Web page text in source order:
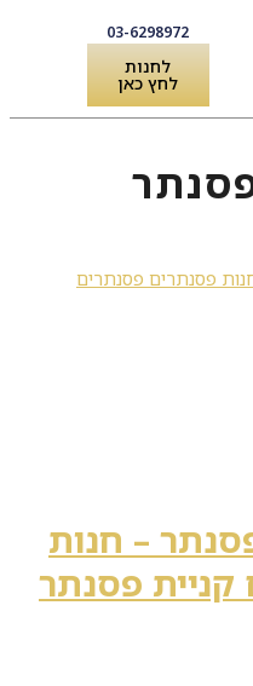
03-6298972
לחנות
לחץ כאן
– חנות
פסנתר